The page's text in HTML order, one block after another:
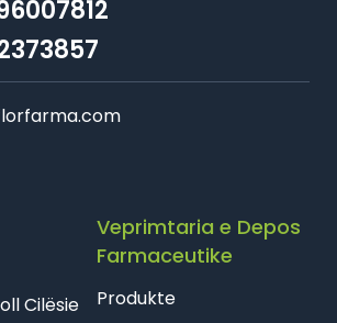
Cilësie
Veprimtaria e Depos
Farmaceutike
Produkte